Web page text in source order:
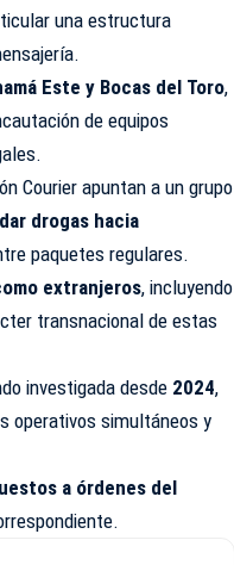
una estructura
Este y Bocas del Toro,
de equipos
Courier apuntan a un grupo
drogas hacia
paquetes regulares.
extranjeros, incluyendo
transnacional de estas
investigada desde 2024,
operativos simultáneos y
a órdenes del